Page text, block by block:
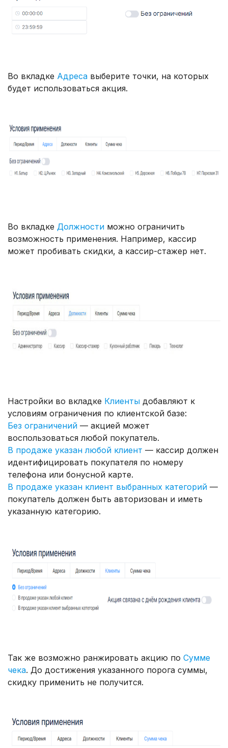
Во вкладке Адреса выберите точки, на которых
будет использоваться акция.
Во вкладке Должности можно ограничить
возможность применения. Например, кассир
может пробивать скидки, а кассир-стажер нет.
Настройки во вкладке Клиенты добавляют к
условиям ограничения по клиентской базе:
Без ограничений — акцией может
воспользоваться любой покупатель.
В продаже указан любой клиент — кассир должен
идентифицировать покупателя по номеру
телефона или бонусной карте.
В продаже указан клиент выбранных категорий —
покупатель должен быть авторизован и иметь
указанную категорию.
Так же возможно ранжировать акцию по Сумме
чека. До достижения указанного порога суммы,
скидку применить не получится.